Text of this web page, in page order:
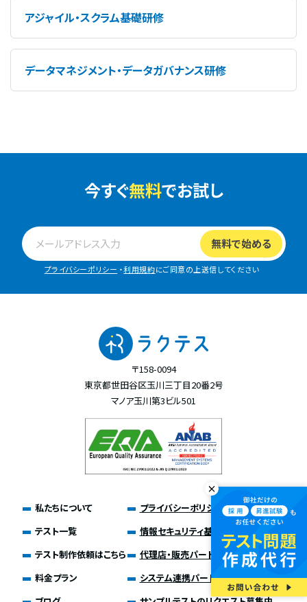
アジャイル・スクラム基礎研修
データマネジメント・データガバナンス研修
今すぐ無料でお試し
プライバシーポリシー ・利用規約にご同意の上送信してください
〒158-0094
東京都世田谷区玉川三丁目20番2号
マノア玉川第3ビル501
私たちについて
テスト一覧
テスト制作依頼はこちら
料金プラン
プライバシーポリシー
情報セキュリティ基本方針
代理店・販売パートナー募集
システム連携パートナー募集